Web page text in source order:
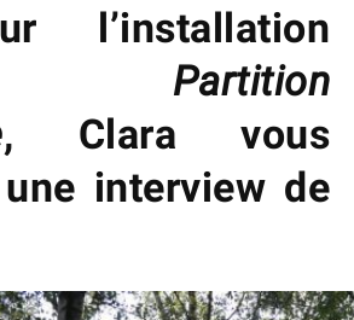
l’installation
Partition
, Clara vous
interview de